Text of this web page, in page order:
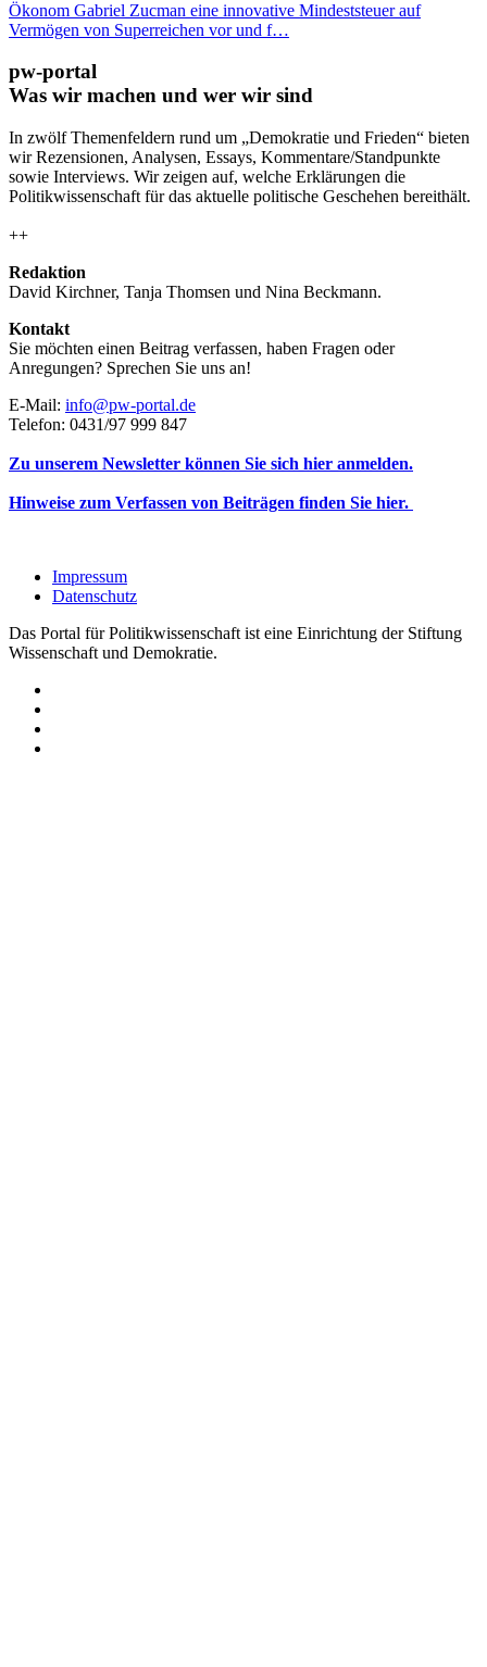
Ökonom Gabriel Zucman eine innovative Mindeststeuer auf
Vermögen von Superreichen vor und f…
pw-portal
Was wir machen und wer wir sind
In zwölf Themenfeldern rund um „Demokratie und Frieden“ bieten
wir Rezensionen, Analysen, Essays, Kommentare/Standpunkte
sowie Interviews. Wir zeigen auf, welche Erklärungen die
Politikwissenschaft für das aktuelle politische Geschehen bereithält.
++
Redaktion
David Kirchner, Tanja Thomsen und Nina Beckmann.
Kontakt
Sie möchten einen Beitrag verfassen, haben Fragen oder
Anregungen? Sprechen Sie uns an!
E-Mail: info@pw-portal.de
Telefon: 0431/97 999 847
Zu unserem Newsletter können Sie sich hier anmelden.
Hinweise zum Verfassen von Beiträgen finden Sie hier.
Impressum
Datenschutz
Das Portal für Politikwissenschaft ist eine Einrichtung der Stiftung
Wissenschaft und Demokratie.